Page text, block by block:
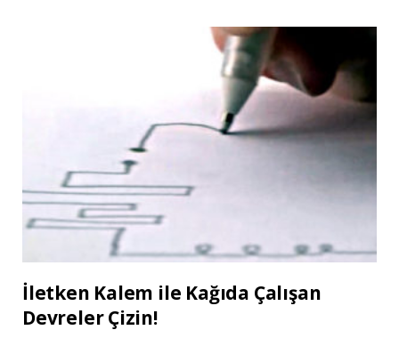
İletken Kalem ile Kağıda Çalışan
Devreler Çizin!